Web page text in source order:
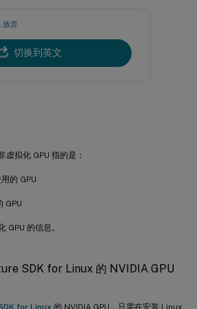
放弃
切换到英文
拟化 GPU 指的是：
的 GPU
GPU
GPU 的信息。
SDK for Linux 的 NVIDIA GPU
for Linux 的 NVIDIA GPU，只需在安装 Linux
文件